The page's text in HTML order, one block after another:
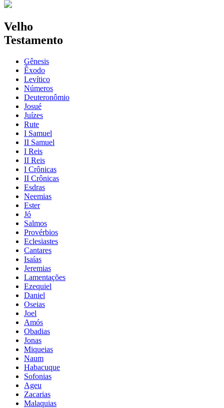
Velho
Testamento
Gênesis
Êxodo
Levítico
Números
Deuteronômio
Josué
Juízes
Rute
I Samuel
II Samuel
I Reis
II Reis
I Crônicas
II Crônicas
Esdras
Neemias
Ester
Jó
Salmos
Provérbios
Eclesiastes
Cantares
Isaías
Jeremias
Lamentações
Ezequiel
Daniel
Oseias
Joel
Amós
Obadias
Jonas
Miqueias
Naum
Habacuque
Sofonias
Ageu
Zacarias
Malaquias